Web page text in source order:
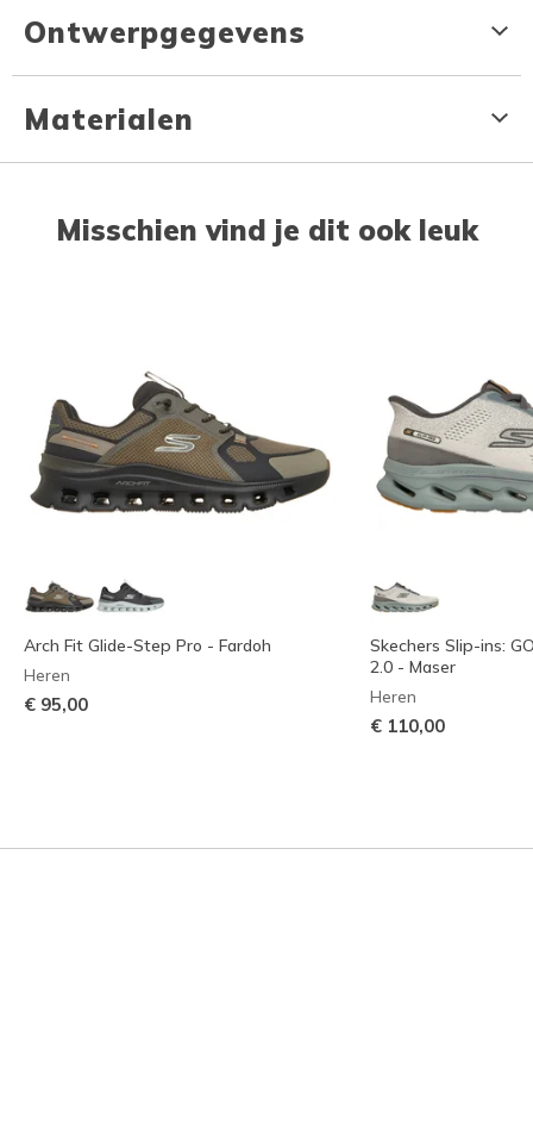
Ontwerpgegevens
Materialen
Misschien vind je dit ook leuk
Arch Fit Glide-Step Pro - Fardoh
Heren
€ 95,00
Skechers Slip-ins:
2.0 - Maser
Heren
€ 110,00